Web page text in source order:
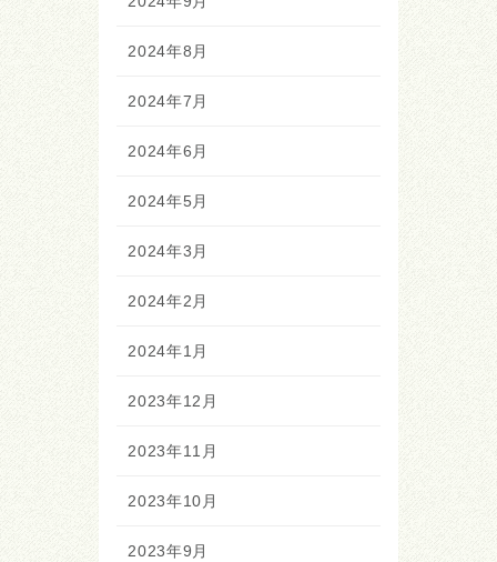
2024年8月
2024年7月
2024年6月
2024年5月
2024年3月
2024年2月
2024年1月
2023年12月
2023年11月
2023年10月
2023年9月